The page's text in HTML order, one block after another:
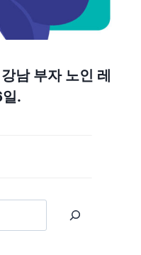
남 부자 노인 레
.